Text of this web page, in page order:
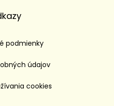
podmienky
údajov
cookies